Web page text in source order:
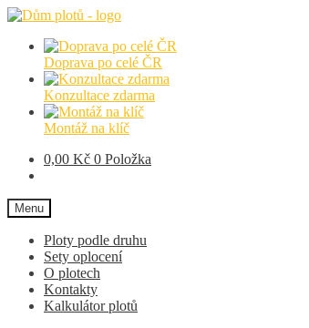
Přeskočit
navigaci
Přejít
obsahu
Doprava po celé ČR
Konzultace zdarma
Montáž na klíč
0,00 Kč 0 Položka
Menu
Ploty podle druhu
Sety oplocení
O plotech
Kontakty
Kalkulátor plotů